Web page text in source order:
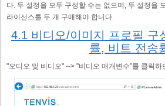
다. 두 설정을 모두 구성할 수는 없으며, 두 설정을
라이선스를 두 개 구매해야 합니다.
4.1 비디오/이미지 프로필 구
률, 비트 전송
"오디오 및 비디오" --> "비디오 매개변수"를 클릭하